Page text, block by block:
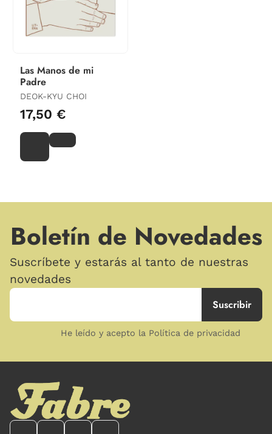
Las Manos de mi
Padre
DEOK-KYU CHOI
17,50 €
Boletín de Novedades
Suscríbete y estarás al tanto de nuestras
novedades
He leído y acepto la Política de privacidad